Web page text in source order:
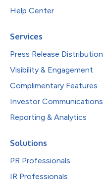
Help Center
Services
Press Release Distribution
Visibility & Engagement
Complimentary Features
Investor Communications
Reporting & Analytics
Solutions
PR Professionals
IR Professionals